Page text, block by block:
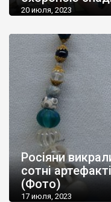
20 июля, 2023
Росіяни
сотні
(Фото)
17 июля, 2023